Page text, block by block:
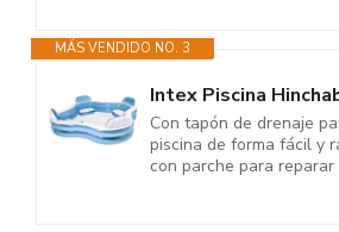
MÁS VENDIDO NO. 3
Con tapón de drenaje
piscina de forma fácil y
con parche para reparar